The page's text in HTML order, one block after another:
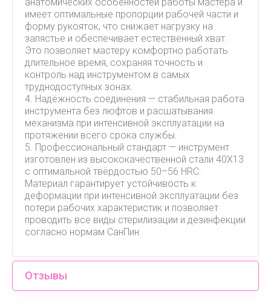
имеет оптимальные пропорции рабочей части и
форму рукояток, что снижает нагрузку на
запястье и обеспечивает естественный хват.
Это позволяет мастеру комфортно работать
длительное время, сохраняя точность и
контроль над инструментом в самых
труднодоступных зонах.
4. Надёжность соединения — стабильная работа
инструмента без люфтов и расшатывания
механизма при интенсивной эксплуатации на
протяжении всего срока службы.
5. Профессиональный стандарт — инструмент
изготовлен из высококачественной стали 40Х13
с оптимальной твёрдостью 50–56 HRC.
Материал гарантирует устойчивость к
деформации при интенсивной эксплуатации без
потери рабочих характеристик и позволяет
проводить все виды стерилизации и дезинфекции
согласно нормам СанПин.
Отзывы